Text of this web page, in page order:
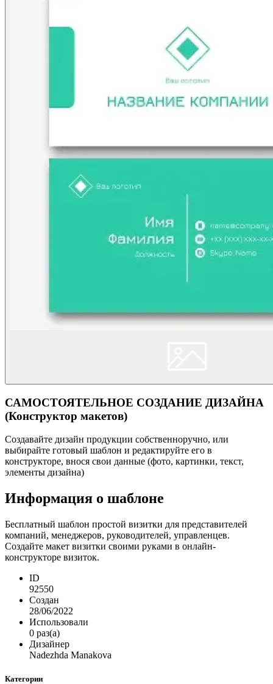
САМОСТОЯТЕЛЬНОЕ СОЗДАНИЕ ДИЗАЙНА
(Конструктор макетов)
Создавайте дизайн продукции собственноручно, или
выбирайте готовый шаблон и редактируйте его в
конструкторе, внося свои данные (фото, картинки, текст,
элементы дизайна)
Информация о шаблоне
Бесплатный шаблон простой визитки для представителей
компаний, менеджеров, руководителей, управленцев.
Создайте макет визитки своими руками в онлайн-
конструкторе визиток.
ID
92550
Создан
28/06/2022
Использовали
0 раз(а)
Дизайнер
Nadezhda Manakova
Категории